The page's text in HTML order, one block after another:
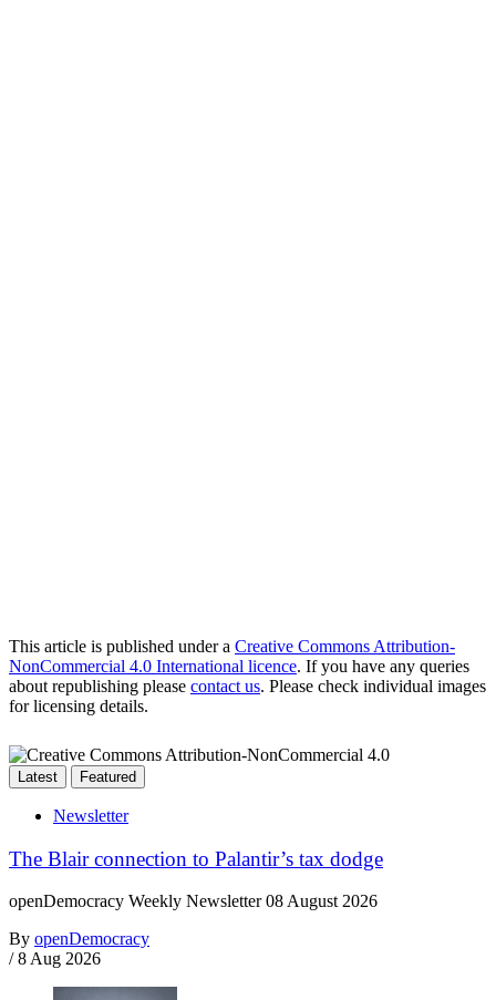
This article is published under a Creative Commons Attribution-
NonCommercial 4.0 International licence. If you have any queries
about republishing please contact us. Please check individual images
for licensing details.
Latest Featured
Newsletter
The Blair connection to Palantir’s tax dodge
openDemocracy Weekly Newsletter 08 August 2026
By openDemocracy
/ 8 Aug 2026